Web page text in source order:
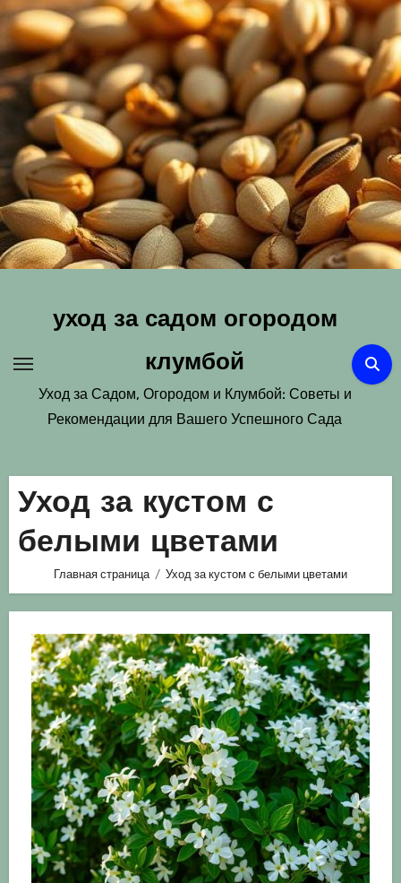
Перейти
содержимому
уход за садом огородом
клумбой
Уход за Садом, Огородом и Клумбой: Советы и
Рекомендации для Вашего Успешного Сада
Уход за кустом с
белыми цветами
Главная страница Уход за кустом с белыми цветами